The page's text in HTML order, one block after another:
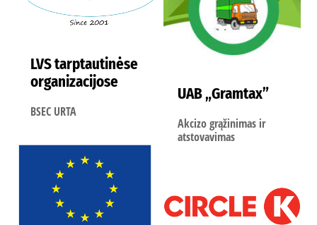
LVS tarptautinėse
organizacijose
BSEC URTA
UAB „Gramtax”
Akcizo grąžinimas ir
atstovavimas